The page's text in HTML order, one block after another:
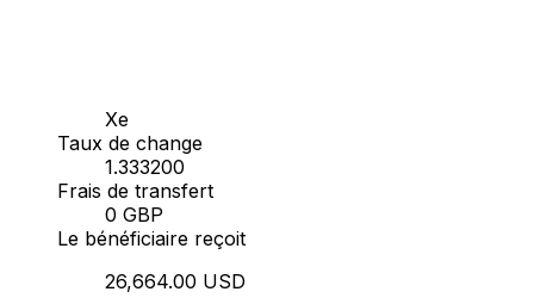
Xe
Taux de change
1.333200
Frais de transfert
0 GBP
Le bénéficiaire reçoit
26,664.00 USD